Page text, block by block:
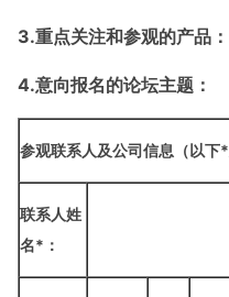
3.重点关注和参观的产品：
4.意向报名的论坛主题：
参观联系人及公司信息（以下*
联系人姓
名* ：